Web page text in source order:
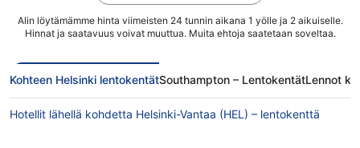
Alin löytämämme hinta viimeisten 24 tunnin aikana 1 yölle ja 2 aikuiselle.
Hinnat ja saatavuus voivat muuttua. Muita ehtoja saatetaan soveltaa.
Kohteen Helsinki lentokentätSouthampton – LentokentätLennot
Hotellit lähellä kohdetta Helsinki-Vantaa (HEL) – lentokenttä